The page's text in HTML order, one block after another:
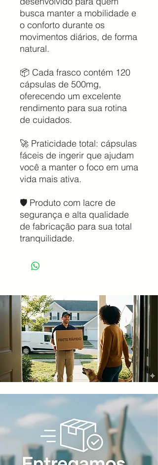
busca manter a mobilidade e
o conforto durante os
movimentos diários, de forma
natural.
📦 Cada frasco contém 120
cápsulas de 500mg,
oferecendo um excelente
rendimento para sua rotina
de cuidados.
🚀 Praticidade total: cápsulas
fáceis de ingerir que ajudam
você a manter o foco em uma
vida mais ativa.
🛡️ Produto com lacre de
segurança e alta qualidade
de fabricação para sua total
tranquilidade.